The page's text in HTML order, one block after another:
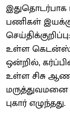
இதுதொடர்பாக
பணிகள்
உள்ள கெடன்ஸ்
ஒன்றில்,
உள்ள சிசு
மருத்துவமனை
புகார் எழுந்தது.